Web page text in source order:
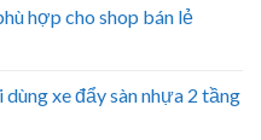
hợp cho shop bán lẻ
xe đẩy sàn nhựa 2 tầng